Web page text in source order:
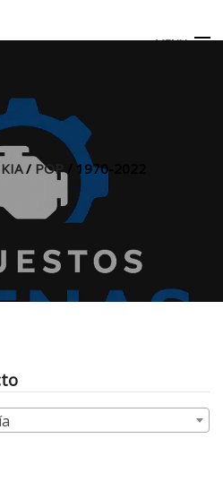
MENU
KIA/ POP/ 1970-2022